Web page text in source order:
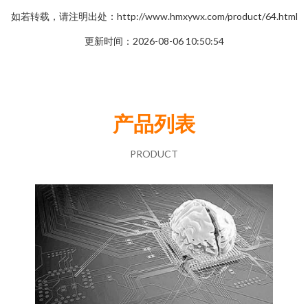
如若转载，请注明出处：http://www.hmxywx.com/product/64.html
更新时间：2026-08-06 10:50:54
产品列表
PRODUCT